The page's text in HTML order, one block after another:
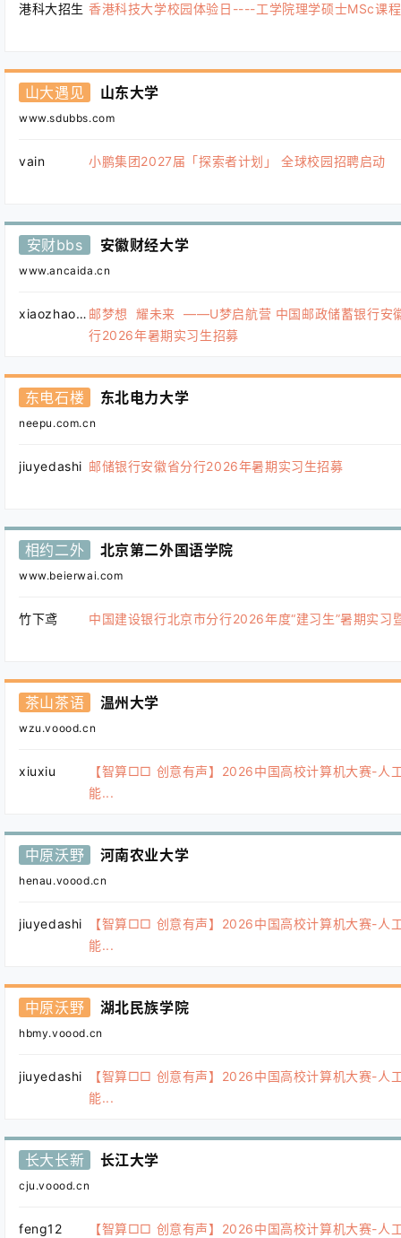
港科大招生 香港科技大学校园体验日----工学院理学硕士MSc课
山大遇见 山东大学
www.sdubbs.com
vain 小鹏集团2027届「探索者计划」 全球校园招聘启动
安财bbs 安徽财经大学
www.ancaida.cn
xiaozhao123 邮梦想 耀未来 ——U梦启航营 中国邮政储蓄银行安
行2026年暑期实习生招募
东电石楼 东北电力大学
neepu.com.cn
jiuyedashi 邮储银行安徽省分行2026年暑期实习生招募
相约二外 北京第二外国语学院
www.beierwai.com
竹下鸢 中国建设银行北京市分行2026年度“建习生”暑期实习
茶山茶语 温州大学
wzu.voood.cn
xiuxiu
【智算□□ 创意有声】2026中国高校计算机大赛-人
能...
中原沃野 河南农业大学
henau.voood.cn
jiuyedashi
【智算□□ 创意有声】2026中国高校计算机大赛-人
能...
中原沃野 湖北民族学院
hbmy.voood.cn
jiuyedashi
【智算□□ 创意有声】2026中国高校计算机大赛-人
能...
长大长新 长江大学
cju.voood.cn
feng12 【智算□□ 创意有声】2026中国高校计算机大赛-人